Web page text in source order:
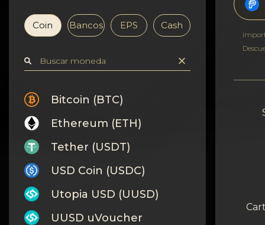
Confidencialidad
FAQ
Reputación
Mapa del sitio
Coin Bancos EPS Cash
Bitcoin (BTC)
Ethereum (ETH)
Tether (USDT)
USD Coin (USDC)
Utopia USD (UUSD)
UUSD uVoucher